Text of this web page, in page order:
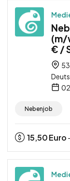
(m/
€ /
Nebenjob
15,50Euro -